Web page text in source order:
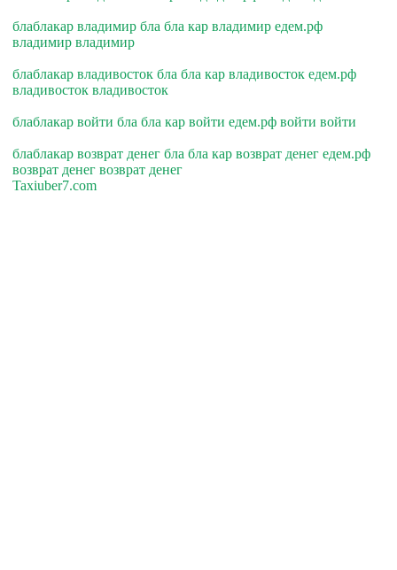
блаблакар владимир бла бла кар владимир едем.рф
владимир владимир
блаблакар владивосток бла бла кар владивосток едем.рф
владивосток владивосток
блаблакар войти бла бла кар войти едем.рф войти войти
блаблакар возврат денег бла бла кар возврат денег едем.рф
возврат денег возврат денег
Taxiuber7.com